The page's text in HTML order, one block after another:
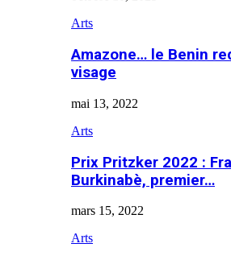
Arts
Amazone… le Benin
visage
mai 13, 2022
Arts
Prix Pritzker 2022 :
Burkinabè, premier…
mars 15, 2022
Arts